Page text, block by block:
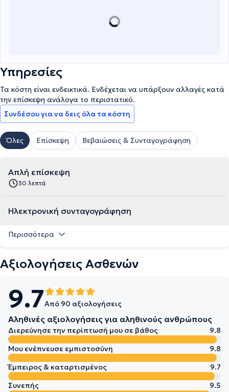
Υπηρεσίες
Τα κόστη είναι ενδεικτικά. Ενδέχεται να υπάρξουν αλλαγές κατά
την επίσκεψη ανάλογα το περιστατικό.
Συνδέσου για να δεις όλα τα κόστη
Όλες Επίσκεψη Βεβαιώσεις & Συνταγογράφηση
Απλή επίσκεψη
30 λεπτά
Ηλεκτρονική συνταγογράφηση
Περισσότερα
Αξιολογήσεις Ασθενών
9.7Από 90 αξιολογήσεις
Αληθινές αξιολογήσεις για αληθινούς ανθρώπους
Διερεύνησε την περίπτωσή μου σε βάθος
9.8
Μου ενέπνευσε εμπιστοσύνη
9.8
Έμπειρος & καταρτισμένος
9.7
Συνεπής
9.5